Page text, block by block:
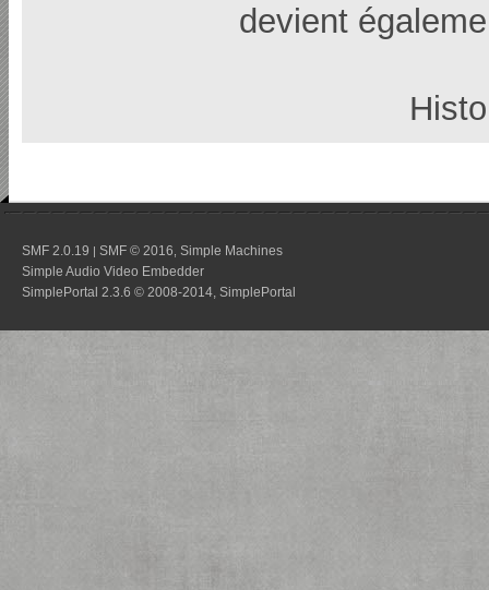
devient
SMF 2.0.19 | SMF © 2016 Simple Machines
Simple Audio Video Embedder
SimplePortal 2.3.6 © 2008-2014, SimplePortal